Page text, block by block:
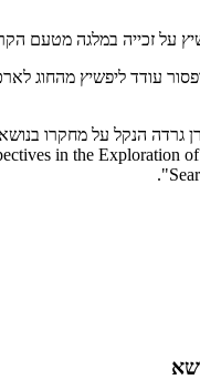
עודד ליפשיץ מהחוג
in the Exploration